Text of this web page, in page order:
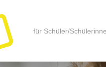
für Schüler/